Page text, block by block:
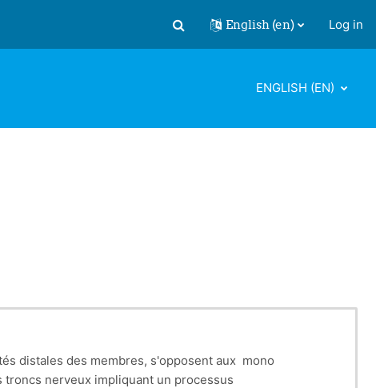
Toggle search input
English ‎(en)‎ Log in
ENGLISH ‎(EN)‎
distales des membres, s'opposent aux mono
nerveux impliquant un processus